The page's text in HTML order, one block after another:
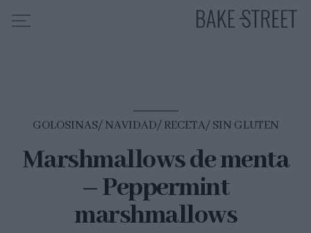
COLABORO CON
SOBRE MÍ
CONTACTO
GOLOSINAS NAVIDAD RECETA SIN GLUTEN
Marshmallows de menta
– Peppermint
marshmallows